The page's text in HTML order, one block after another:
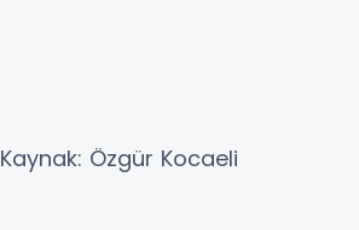
Kaynak: Özgür Kocaeli